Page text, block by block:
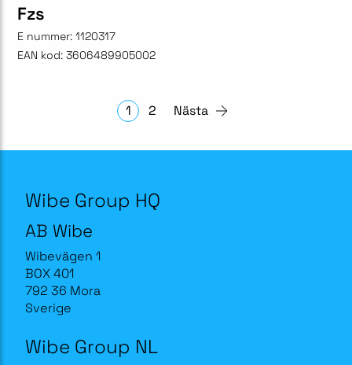
Fzs
E nummer: 1120317
EAN kod: 3606489905002
1 2 Nästa
Wibe Group HQ
AB Wibe
Wibevägen 1
BOX 401
792 36 Mora
Sverige
Wibe Group NL